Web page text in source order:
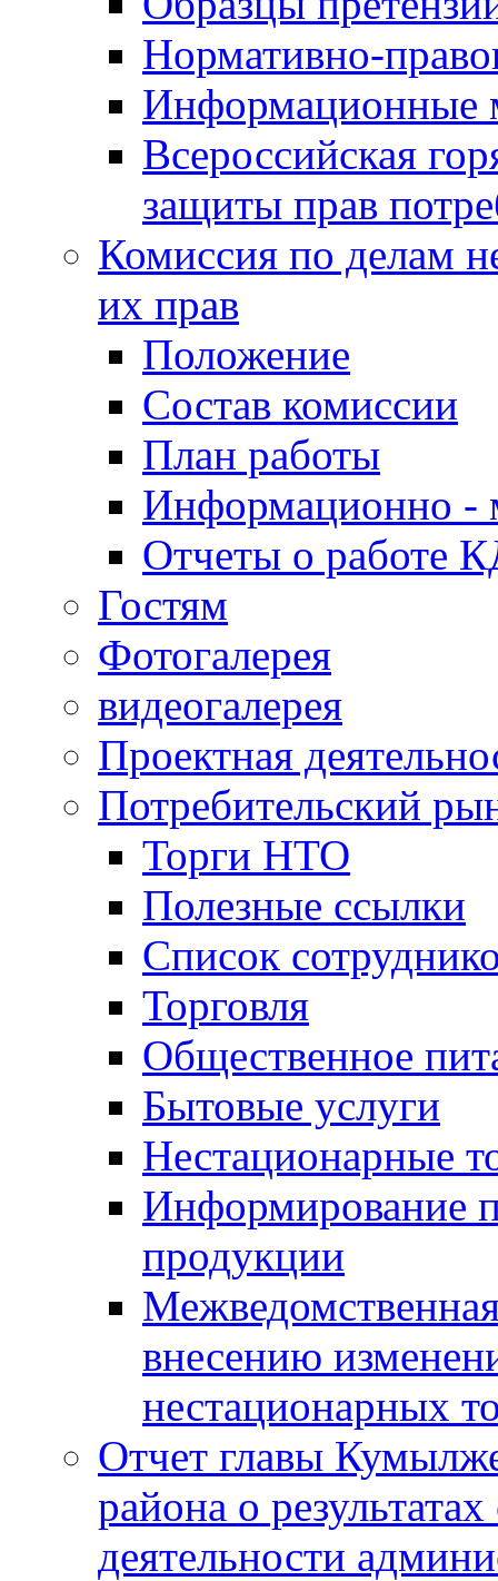
Нормативно-
Информационные
Всероссийская
защиты прав
Комиссия по делам
их прав
Положение
Состав комиссии
План работы
Информационно -
Отчеты о работе
Гостям
Фотогалерея
видеогалерея
Проектная
Потребительский
Торги НТО
Полезные ссылки
Список
Торговля
Общественное
Бытовые услуги
Нестационарные
Информирование
продукции
внесению
нестационарных
Отчет главы
района о
деятельности